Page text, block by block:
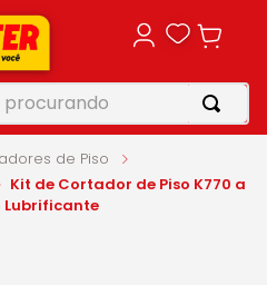
de Piso
Kit de Cortador de Piso K770 a
Lubrificante
1
motosserra